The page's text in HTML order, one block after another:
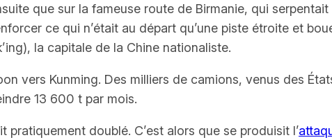
que sur la fameuse route de Birmanie, qui
ce qui n’était au départ qu’une piste étroite et
la capitale de la Chine nationaliste.
vers Kunming. Des milliers de camions, venus des
13 600 t par mois.
doublé. C’est alors que se produisit l’